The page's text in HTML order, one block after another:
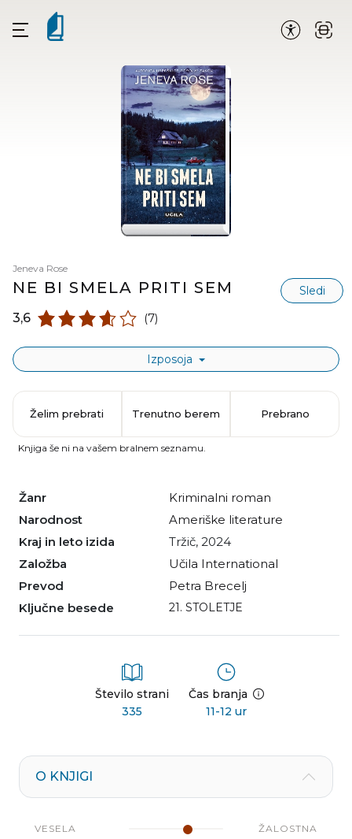
Jeneva Rose
NE BI SMELA PRITI SEM Sledi
3,6 (7)
Izposoja
Žanr
kriminalni roman
Narodnost
Ameriške literature
Kraj in leto izida
Tržič, 2024
Založba
Učila International
Prevod
Petra Brecelj
Ključne besede
21. STOLETJE
Število strani
335
Čas branja
11-12 ur
Želim prebrati Trenutno berem Prebrano
Knjiga še ni na vašem bralnem seznamu.
O KNJIGI
VESELA ŽALOSTNA